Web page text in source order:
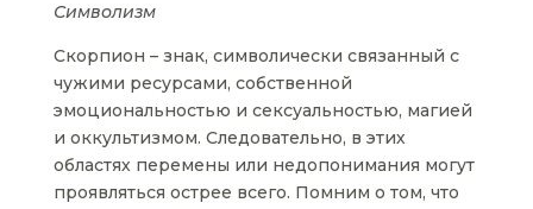
Символизм
Скорпион – знак, символически связанный с
чужими ресурсами, собственной
эмоциональностью и сексуальностью, магией
и оккультизмом. Следовательно, в этих
областях перемены или недопонимания могут
проявляться острее всего. Помним о том, что